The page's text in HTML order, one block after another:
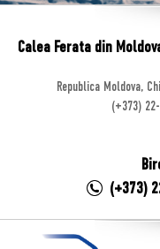
Calea Ferata din
Republica Moldova,
(+373)
(+373)